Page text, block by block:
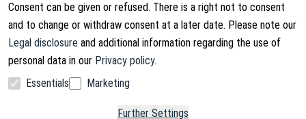
Consent can be given or refused. There is a right not to consent
and to change or withdraw consent at a later date. Please note our
Legal disclosure and additional information regarding the use of
personal data in our Privacy policy.
Essentials
Marketing
Further Settings
Facebook Instagram